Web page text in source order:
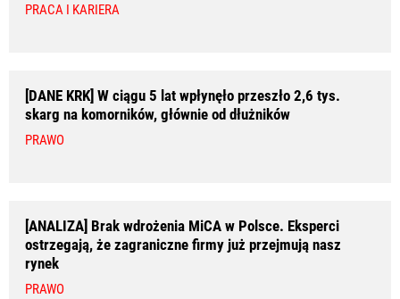
PRACA I KARIERA
[DANE KRK] W ciągu 5 lat wpłynęło przeszło 2,6 tys.
skarg na komorników, głównie od dłużników
PRAWO
[ANALIZA] Brak wdrożenia MiCA w Polsce. Eksperci
ostrzegają, że zagraniczne firmy już przejmują nasz
rynek
PRAWO